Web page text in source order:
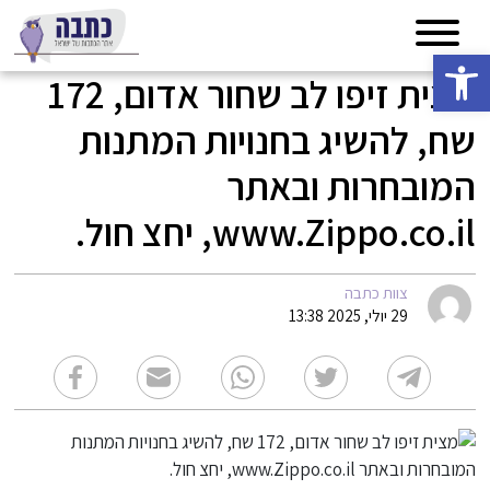
פתח סרגל נגישות
מצית זיפו לב שחור אדום, 172
שח, להשיג בחנויות המתנות
המובחרות ובאתר
www.Zippo.co.il, יחצ חול.
צוות כתבה
29 יולי, 2025 13:38